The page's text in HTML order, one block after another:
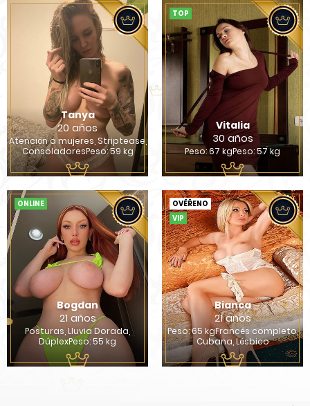
Tanya
20 años
Atención a mujeres, Striptease,
ConsoladoresPeso: 59 kg
TOP
Vitalia
30 años
Peso: 67 kgPeso: 57 kg
ONLINE
Bogdan
21 años
Posturas, Lluvia Dorada,
DúplexPeso: 55 kg
VIP
OVĚŘENO
Bianca
21 años
Peso: 65 kgFrancés completo,
Cubana, Lésbico